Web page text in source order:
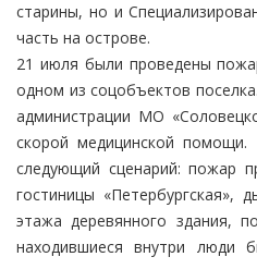
старины, но и
часть на острове.
21 июля были проведены
одном из соцобъектов
администрации МО
скорой медицинской помощи.
следующий сценарий: пожар
гостиницы «Петербургская»,
этажа деревянного здания,
находившиеся внутри люди